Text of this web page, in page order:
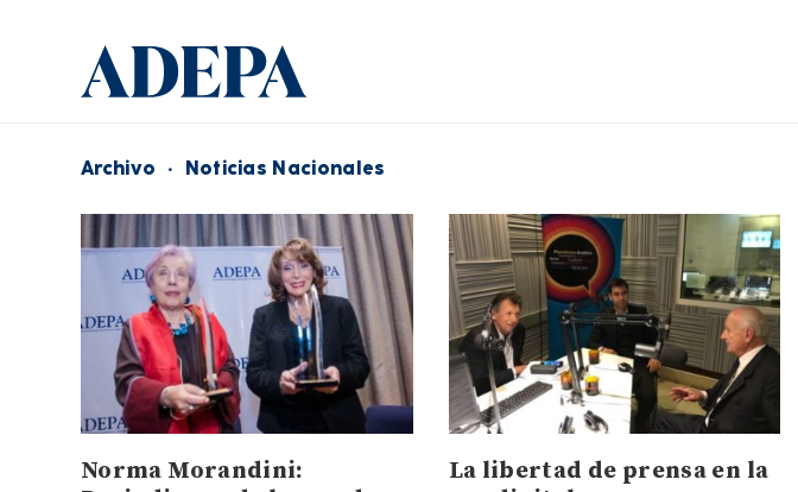
Archivo · Noticias Nacionales
Norma Morandini:
La libertad de prensa en la